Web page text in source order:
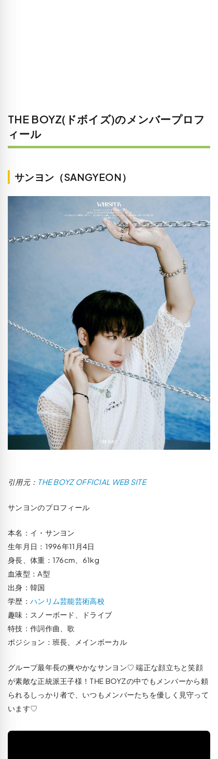
THE BOYZ(ドボイズ)のメンバープロフ
ィール
サンヨン（SANGYEON）
引用元： THE BOYZ OFFICIAL WEB SITE
サンヨンのプロフィール
本名：イ・サンヨン
生年月日：1996年11月4日
身長、体重：176cm、61kg
血液型：A型
出身：韓国
学歴： ハンリム芸能芸術高校
趣味：スノーボード、ドライブ
特技：作詞作曲、歌
ポジション：班長、メインボーカル
グループ最年長の爽やかなサンヨン♡ 端正な顔立ちと笑顔
が素敵な正統派王子様！THE BOYZの中でもメンバーから頼
られるしっかり者で、いつもメンバーたちを優しく見守って
います♡